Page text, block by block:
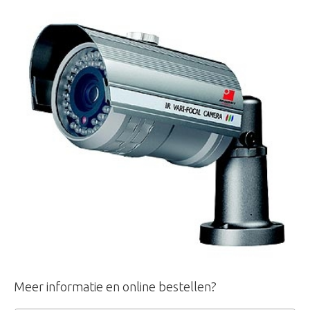
Meer informatie en online bestellen?